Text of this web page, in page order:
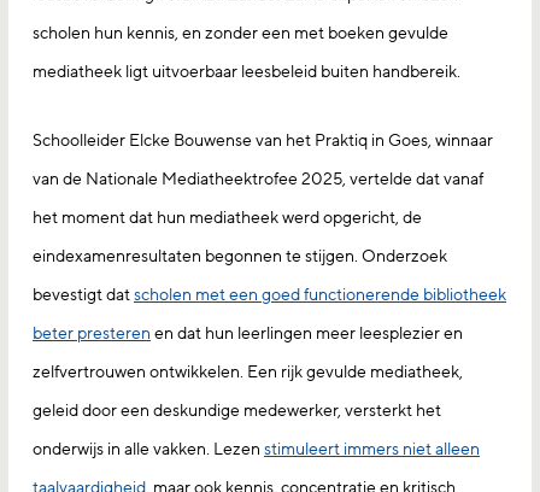
scholen hun kennis, en zonder een met boeken gevulde
mediatheek ligt uitvoerbaar leesbeleid buiten handbereik.
Schoolleider Elcke Bouwense van het Praktiq in Goes, winnaar
van de Nationale Mediatheektrofee 2025, vertelde dat vanaf
het moment dat hun mediatheek werd opgericht, de
eindexamenresultaten begonnen te stijgen. Onderzoek
bevestigt datscholen met een goed functionerende bibliotheek
beter presteren en dat hun leerlingen meer leesplezier en
zelfvertrouwen ontwikkelen. Een rijk gevulde mediatheek,
geleid door een deskundige medewerker, versterkt het
onderwijs in alle vakken. Lezen stimuleert immers niet alleen
taalvaardigheid, maar ook kennis, concentratie en kritisch